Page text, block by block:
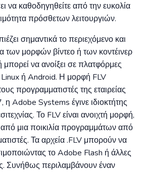
να καθοδηγηθείτε από την ευκολία
πρόσθετων λειτουργιών.
σημαντικά το περιεχόμενο και
των μορφών βίντεο ή των κοντέινερ
να ανοίξει σε πλατφόρμες
ή Android. Η μορφή FLV
προγραμματιστές της εταιρείας
Adobe Systems έγινε ιδιοκτήτης
Το FLV είναι ανοιχτή μορφή,
από μια ποικιλία προγραμμάτων από
Τα αρχεία .FLV μπορούν να
το Adobe Flash ή άλλες
Συνήθως περιλαμβάνουν έναν